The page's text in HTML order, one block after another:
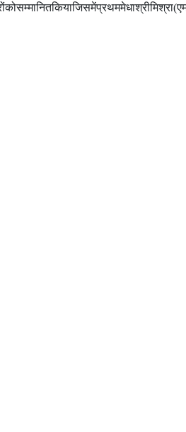
कोसम्मानितकियाजिसमेंप्रथममेधाश्रीमिश्रा(